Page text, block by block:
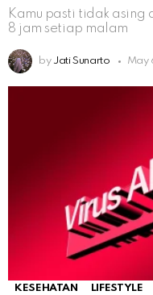
Kamu pasti tidak asing
8 jam setiap malam
by Jati Sunarto May
KESEHATAN LIFESTYLE